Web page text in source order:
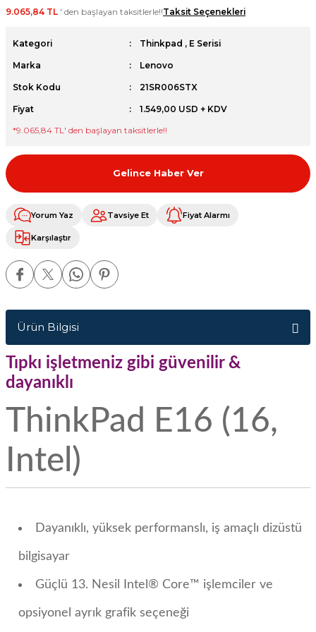
9.065,84 TL ' den başlayan taksitlerle!!Taksit Seçenekleri
Kategori Thinkpad , E Serisi
Marka Lenovo
Stok Kodu 21SR006STX
Fiyat
1.549,00 USD + KDV
*9.065,84 TL' den başlayan taksitlerle!!
Gelince Haber Ver
Yorum Yaz Tavsiye Et Fiyat Alarmı
Karşılaştır
Ürün Bilgisi
Tıpkı işletmeniz gibi güvenilir &
dayanıklı
ThinkPad E16 (16,
Intel)
Dayanıklı, yüksek performanslı, iş amaçlı dizüstü
bilgisayar
Güçlü 13. Nesil Intel® Core™ işlemciler ve
opsiyonel ayrık grafik seçeneği